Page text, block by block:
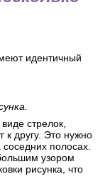
идентичный
стрелок,
другу. Это нужно
полосах.
узором
рисунка, что